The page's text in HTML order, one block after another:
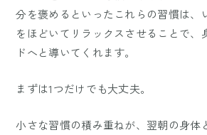
分を褒めるといったこれらの習慣は、
をほどいてリラックスさせることで、
ドへと導いてくれます。
まずは1つだけでも大丈夫。
小さな習慣の積み重ねが、翌朝の身体